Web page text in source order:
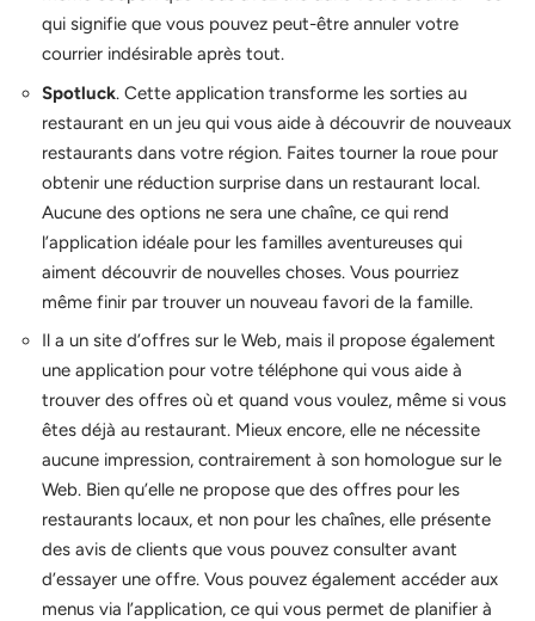
qui signifie que vous pouvez peut-être annuler votre
courrier indésirable après tout.
Spotluck. Cette application transforme les sorties au
restaurant en un jeu qui vous aide à découvrir de nouveaux
restaurants dans votre région. Faites tourner la roue pour
obtenir une réduction surprise dans un restaurant local.
Aucune des options ne sera une chaîne, ce qui rend
l’application idéale pour les familles aventureuses qui
aiment découvrir de nouvelles choses. Vous pourriez
même finir par trouver un nouveau favori de la famille.
Il a un site d’offres sur le Web, mais il propose également
une application pour votre téléphone qui vous aide à
trouver des offres où et quand vous voulez, même si vous
êtes déjà au restaurant. Mieux encore, elle ne nécessite
aucune impression, contrairement à son homologue sur le
Web. Bien qu’elle ne propose que des offres pour les
restaurants locaux, et non pour les chaînes, elle présente
des avis de clients que vous pouvez consulter avant
d’essayer une offre. Vous pouvez également accéder aux
menus via l’application, ce qui vous permet de planifier à